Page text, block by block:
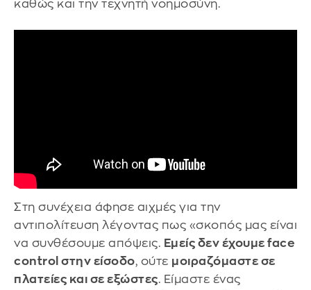
καθώς και την τεχνητή νοημοσύνη.
Στη συνέχεια άφησε αιχμές για την
αντιπολίτευση λέγοντας πως «σκοπός μας είναι
να συνθέσουμε απόψεις. Εμείς δεν έχουμε face
control στην είσοδο, ούτε μοιραζόμαστε σε
πλατείες και σε εξώστες. Είμαστε ένας